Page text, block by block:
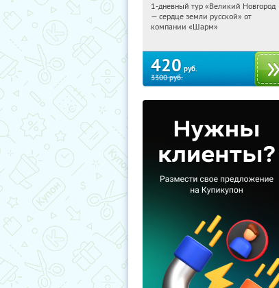
11:44:01 Купили:22
Достоевская
1-дневный тур «Великий Новгород
— сердце земли русской» от
компании «Шарм»
420 руб.
3300руб.